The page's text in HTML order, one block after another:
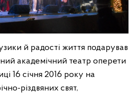
й радості життя подарував
академічний театр оперети
16 січня 2016 року на
різдвяних свят,